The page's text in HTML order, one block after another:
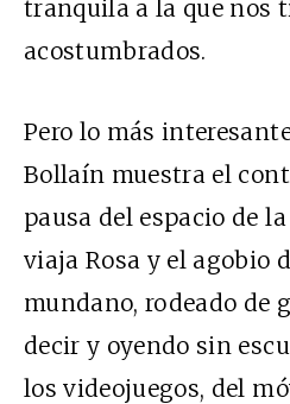
tranquila a la que nos
acostumbrados.
Pero lo más
Bollaín muestra el
pausa del espacio de
viaja Rosa y el agobio
mundano, rodeado de
decir y oyendo sin
los videojuegos, del